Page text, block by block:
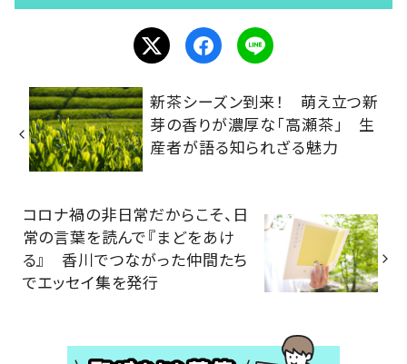
新茶シーズン到来！ 萌え立つ新
芽の香りが濃厚な「高瀬茶」 生
産者が語る知られざる魅力
コロナ禍の非日常だからこそ、日
常の言葉を読んで『まどをあけ
る』 香川でつながった仲間たち
でエッセイ集を発行